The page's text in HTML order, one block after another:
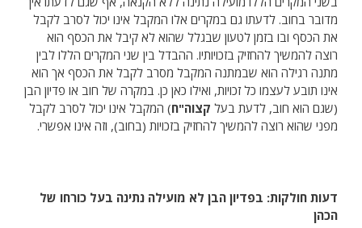
מדובר בחוב. לדעתו גם במקרים אלו המקבל אינו יכול לסרב לקבל
את הכסף ובו בזמן לטעון שבגלל שהוא לא קיבל את הכסף הוא
רוצה להמשיך להחזיק בזכויותיו. ההבדל בין שני המקרים הללו לבין
מתנה רגילה הוא שבמתנה המקבל מסרב לקבל את הכסף אך הוא
אינו תובע לעצמו כל זכויות, ואילו כאן כן. במקרה של חוב או פדיון הבן
(שגם הוא חוב, לדעת בעל קצוה"ח) המקבל אינו יכול לסרב לקבל
מפני שהוא רוצה להמשיך להחזיק בזכויות (בחוב), וזה אינו אפשרי.
דעות חולקות: בפדיון הבן לא מועילה נתינה בעל כורחו של
הכהן